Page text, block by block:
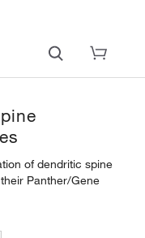
of dendritic spine
Panther/Gene